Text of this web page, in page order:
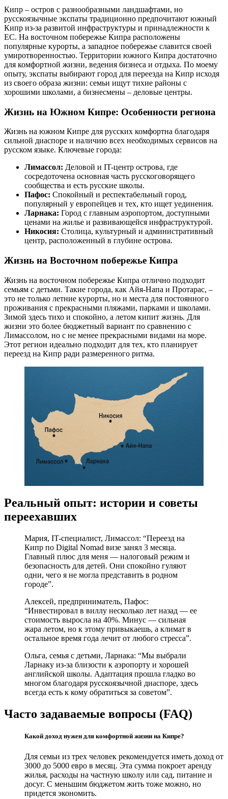
Кипр – остров с разнообразными ландшафтами, но
русскоязычные экспаты традиционно предпочитают южный
Кипр из-за развитой инфраструктуры и принадлежности к
ЕС. На восточном побережье Кипра расположены
популярные курорты, а западное побережье славится своей
умиротворенностью. Территории южного Кипра достаточно
для комфортной жизни, ведения бизнеса и отдыха. По моему
опыту, экспаты выбирают город для переезда на Кипр исходя
из своего образа жизни: семьи ищут тихие районы с
хорошими школами, а бизнесмены – деловые центры.
Жизнь на Южном Кипре: Особенности региона
Жизнь на южном Кипре для русских комфортна благодаря
сильной диаспоре и наличию всех необходимых сервисов на
русском языке. Ключевые города:
Лимассол: Деловой и IT-центр острова, где
сосредоточена основная часть русскоговорящего
сообщества и есть русские школы.
Пафос: Спокойный и респектабельный город,
популярный у европейцев и тех, кто ищет уединения.
Ларнака: Город с главным аэропортом, доступными
ценами на жилье и развивающейся инфраструктурой.
Никосия: Столица, культурный и административный
центр, расположенный в глубине острова.
Жизнь на Восточном побережье Кипра
Жизнь на восточном побережье Кипра отлично подходит
семьям с детьми. Такие города, как Айя-Напа и Протарас, –
это не только летние курорты, но и места для постоянного
проживания с прекрасными пляжами, парками и школами.
Зимой здесь тихо и спокойно, а летом кипит жизнь. Для
жизни это более бюджетный вариант по сравнению с
Лимассолом, но с не менее прекрасными видами на море.
Этот регион идеально подходит для тех, кто планирует
переезд на Кипр ради размеренного ритма.
Реальный опыт: истории и советы
переехавших
Мария, IT-специалист, Лимассол: “Переезд на
Кипр по Digital Nomad визе занял 3 месяца.
Главный плюс для меня — налоговый режим и
безопасность для детей. Они спокойно гуляют
одни, чего я не могла представить в родном
городе”.
Алексей, предприниматель, Пафос:
“Инвестировал в виллу несколько лет назад — ее
стоимость выросла на 40%. Минус — сильная
жара летом, но к этому привыкаешь, а климат в
остальное время года лечит от любого стресса”.
Ольга, семья с детьми, Ларнака: “Мы выбрали
Ларнаку из-за близости к аэропорту и хорошей
английской школы. Адаптация прошла гладко во
многом благодаря русскоязычной диаспоре, здесь
всегда есть к кому обратиться за советом”.
Часто задаваемые вопросы (FAQ)
Какой доход нужен для комфортной жизни на Кипре?
Для семьи из трех человек рекомендуется иметь доход от
3000 до 5000 евро в месяц. Эта сумма покроет аренду
жилья, расходы на частную школу или сад, питание и
досуг. С меньшим бюджетом жить тоже можно, но
придется экономить.